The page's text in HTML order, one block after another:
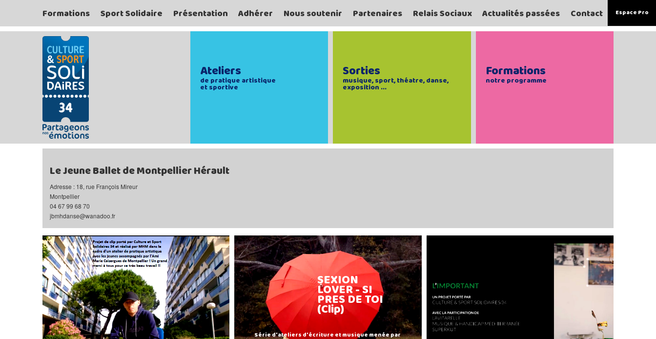
Espace Pro
Formations Sport Solidaire Présentation Adhérer Nous soutenir Partenaires Relais Sociaux Actualités passées Contact
Ateliers
de pratique artistique
et sportive
Sorties
musique, sport, théatre, danse,
exposition ...
Formations
notre programme
Le Jeune Ballet de Montpellier Hérault
Adresse : 18, rue François Mireur
Montpellier
04 67 99 68 70
jbmhdanse@wanadoo.fr
SEXION
LOVER - SI
PRES DE TOI
(Clip)
Série d'ateliers d'écriture et musique menée par